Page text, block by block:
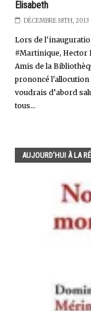
Elisabeth
DÉCEMBRE 18TH, 2013
Lors de
#Martinique, Hector
Amis de la
prononcé l'allocution
voudrais d’abord
tous...
AUJOURD'HUI À LA